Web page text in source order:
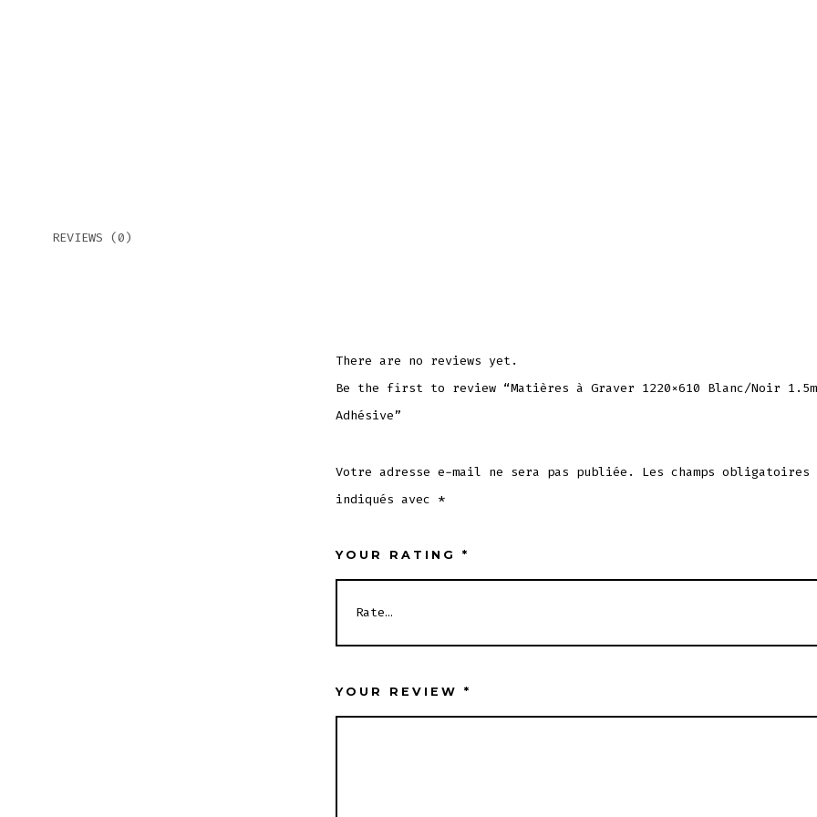
REVIEWS (0)
There are no reviews yet.
Be the first to review “Matières à Graver 1220×610 Blanc/Noir
Adhésive”
Votre adresse e-mail ne sera pas publiée.
Les champs obligatoires
indiqués avec *
YOUR RATING *
YOUR REVIEW *